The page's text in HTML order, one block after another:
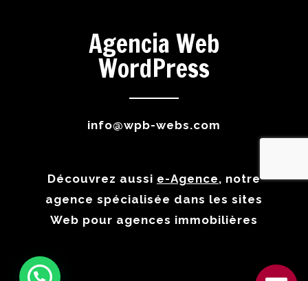
Agencia Web
WordPress
info@wpb-webs.com
Découvrez aussi e-Agence, notre
agence spécialisée dans les sites
Web pour agences immobilières